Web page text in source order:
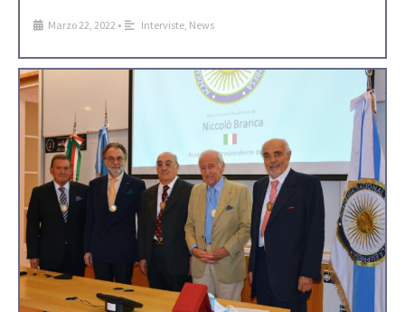
Marzo 22, 2022 • Interviste News